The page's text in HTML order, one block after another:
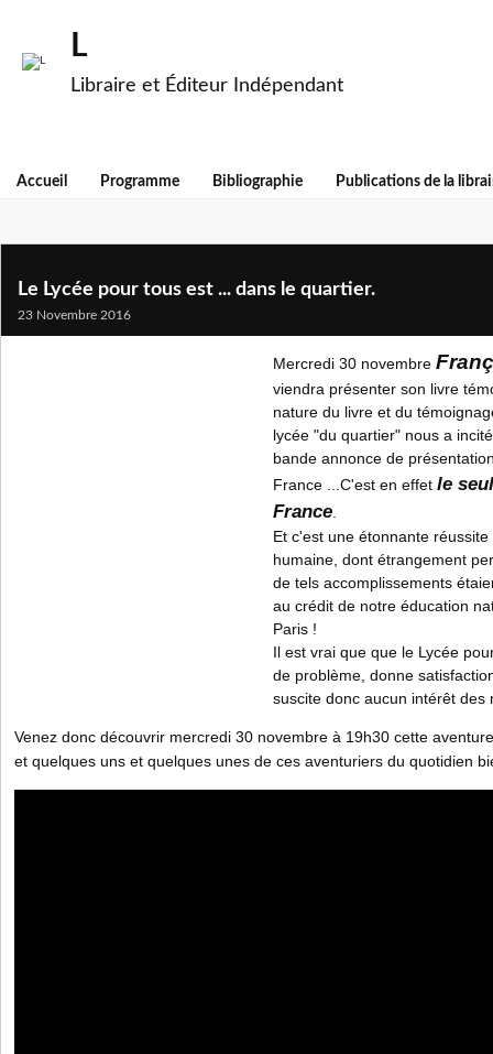
L
Libraire et Éditeur Indépendant
Accueil Programme Bibliographie Publications de la
Le Lycée pour tous est ... dans le quartier.
23 Novembre 2016
Mercredi 30 novembre
viendra présenter son livre
nature du livre et du
lycée "du quartier" nous a
bande annonce de
France ...C'est en effet le
France
Et c'est une étonnante
humaine, dont étrangement
de tels accomplissements
au crédit de notre éducation
Paris !
Il est vrai que que le Lycée
de problème, donne
suscite donc aucun intérêt des
Venez donc découvrir mercredi 30 novembre à 19h30 cette
et quelques uns et quelques unes de ces aventuriers du quotidien